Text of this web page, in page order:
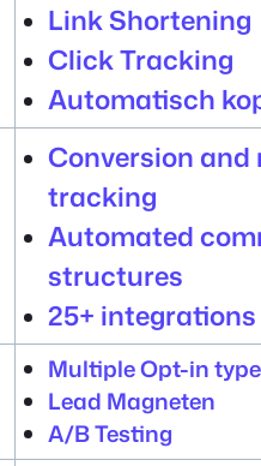
Link Shortening
Click Tracking
Automatisch
Conversion and
tracking
Automated
structures
25+ integrations
Multiple Opt-in
Lead Magneten
A/B Testing